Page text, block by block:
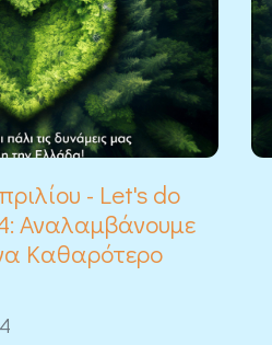
- Let's do
Αναλαμβάνουμε
Καθαρότερο